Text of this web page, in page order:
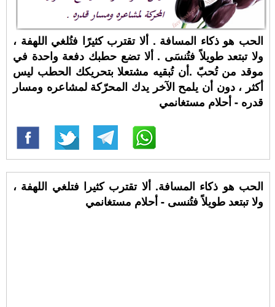
الحب هو ذكاء المسافة . ألا تقترب كثيرًا فتُلغي اللهفة ،
ولا تبتعد طويلاً فتُنسَى . ألا تضع حطبك دفعة واحدة في
موقد من تُحبّ .أن تُبقيه مشتعلا بتحريكك الحطب ليس
أكثر ، دون أن يلمح الآخر يدك المحرّكة لمشاعره ومسار
قدره - أحلام مستغانمي
الحب هو ذكاء المسافة. ألا تقترب كثيرا فتلغي اللهفة ،
ولا تبتعد طويلاً فتُنسى - أحلام مستغانمي